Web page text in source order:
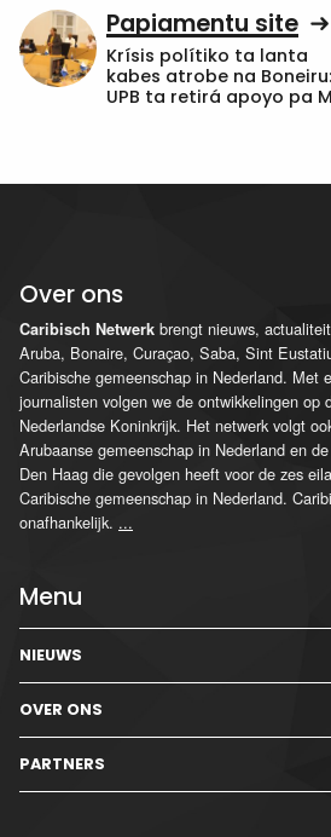
Papiamentu site
Krísis polítiko ta lanta
kabes atrobe na Boneiru:
UPB ta retirá apoyo pa
Over ons
Caribisch Netwerk brengt nieuws,
Aruba, Bonaire, Curaçao, Saba, Sint
Caribische gemeenschap in Nederland. Met
journalisten volgen we de ontwikkelingen op
Nederlandse Koninkrijk. Het netwerk volgt
Arubaanse gemeenschap in Nederland en
Den Haag die gevolgen heeft voor de zes
Caribische gemeenschap in Nederland.
onafhankelijk. ...
Menu
NIEUWS
OVER ONS
PARTNERS